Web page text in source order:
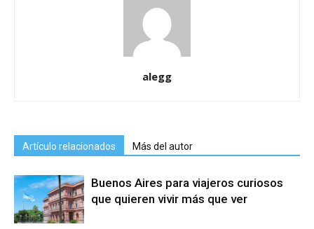
alegg
Artículo relacionados Más del autor
Buenos Aires para viajeros curiosos
que quieren vivir más que ver